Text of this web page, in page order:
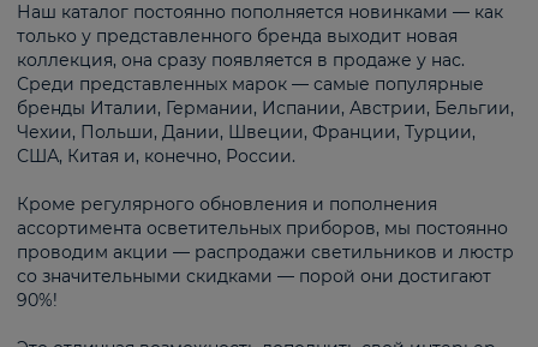
Наш каталог постоянно пополняется новинками — как
только у представленного бренда выходит новая
коллекция, она сразу появляется в продаже у нас.
Среди представленных марок — самые популярные
бренды Италии, Германии, Испании, Австрии, Бельгии,
Чехии, Польши, Дании, Швеции, Франции, Турции,
США, Китая и, конечно, России.
Кроме регулярного обновления и пополнения
ассортимента осветительных приборов, мы постоянно
проводим акции — распродажи светильников и люстр
со значительными скидками — порой они достигают
90%!